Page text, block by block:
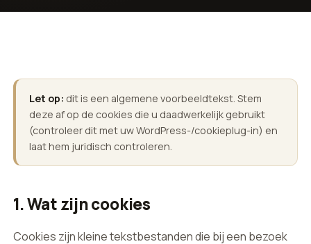
Let op: dit is een algemene voorbeeldtekst. Stem
deze af op de cookies die u daadwerkelijk gebruikt
(controleer dit met uw WordPress-/cookieplug-in) en
laat hem juridisch controleren.
1. Wat zijn cookies
Cookies zijn kleine tekstbestanden die bij een bezoek